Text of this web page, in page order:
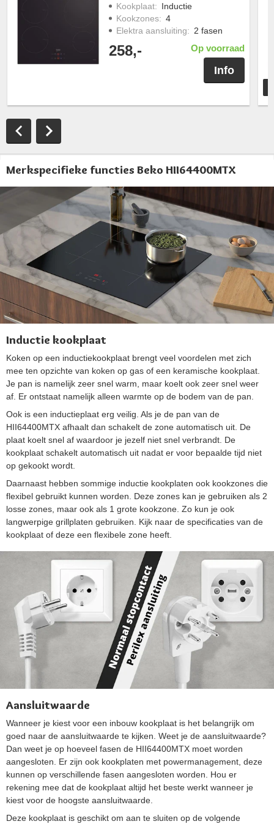
Kookplaat: Inductie
Kookzones: 4
Elektra aansluiting: 2 fasen
258,- Op voorraad
Info
Merkspecifieke functies Beko HII64400MTX
Inductie kookplaat
Koken op een inductiekookplaat brengt veel voordelen met zich
mee ten opzichte van koken op gas of een keramische kookplaat.
Je pan is namelijk zeer snel warm, maar koelt ook zeer snel weer
af. Er ontstaat namelijk alleen warmte op de bodem van de pan.
Ook is een inductieplaat erg veilig. Als je de pan van de
HII64400MTX afhaalt dan schakelt de zone automatisch uit. De
plaat koelt snel af waardoor je jezelf niet snel verbrandt. De
kookplaat schakelt automatisch uit nadat er voor bepaalde tijd niet
op gekookt wordt.
Daarnaast hebben sommige inductie kookplaten ook kookzones die
flexibel gebruikt kunnen worden. Deze zones kan je gebruiken als 2
losse zones, maar ook als 1 grote kookzone. Zo kun je ook
langwerpige grillplaten gebruiken. Kijk naar de specificaties van de
kookplaat of deze een flexibele zone heeft.
Aansluitwaarde
Wanneer je kiest voor een inbouw kookplaat is het belangrijk om
goed naar de aansluitwaarde te kijken. Weet je de aansluitwaarde?
Dan weet je op hoeveel fasen de HII64400MTX moet worden
aangesloten. Er zijn ook kookplaten met powermanagement, deze
kunnen op verschillende fasen aangesloten worden. Hou er
rekening mee dat de kookplaat altijd het beste werkt wanneer je
kiest voor de hoogste aansluitwaarde.
Deze kookplaat is geschikt om aan te sluiten op de volgende